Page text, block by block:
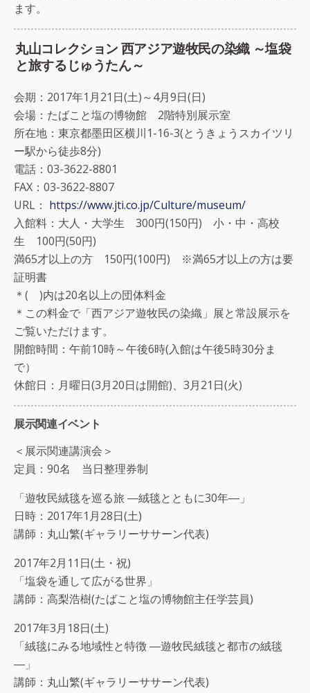
ます。
丸山コレクション 西アジア遊牧民の染織 ～塩袋
と旅するじゅうたん～
会期：2017年1月21日(土)～4月9日(日)
会場：たばこと塩の博物館 2階特別展示室
所在地：東京都墨田区横川1-16-3(とうきょうスカイツリ
ー駅から徒歩8分)
電話：03-3622-8801
FAX：03-3622-8807
URL： https://www.jti.co.jp/Culture/museum/
入館料：大人・大学生 300円(150円) 小・中・高校
生 100円(50円)
満65才以上の方 150円(100円) ※満65才以上の方は要
証明書
＊( )内は20名以上の団体料金
＊この料金で「西アジア遊牧民の染織」展と常設展示を
ご覧いただけます。
開館時間：午前10時～午後6時(入館は午後5時30分ま
で）
休館日：月曜日(3月20日は開館)、3月21日(火)
展示関連イベント
＜展示関連講演会＞
定員：90名 当日整理券制
「遊牧民絨毯を巡る旅 ―絨毯とともに30年―」
日時：2017年1月28日(土)
講師：丸山繁(ギャラリーササーン代表)
2017年2月11日(土・祝)
「塩袋を通して広がる世界」
講師：高梨浩樹(たばこと塩の博物館主任学芸員)
2017年3月18日(土)
「絨毯にみる地域性と特徴 ―遊牧民絨毯と都市の絨毯
―」
講師：丸山繁(ギャラリーササーン代表)